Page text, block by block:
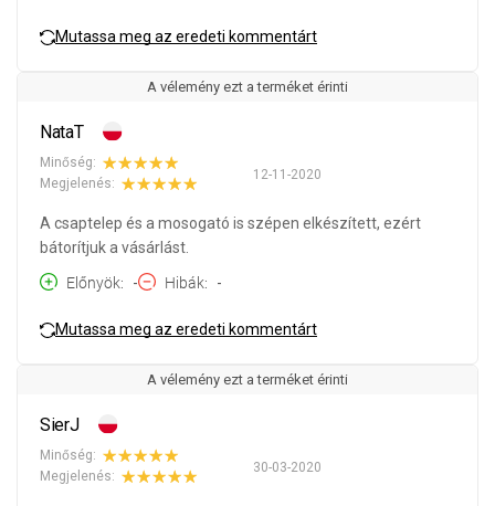
Mutassa meg az eredeti kommentárt
A vélemény ezt a terméket érinti
NataT
12-11-2020
Minőség:
Megjelenés:
A csaptelep és a mosogató is szépen elkészített, ezért
bátorítjuk a vásárlást.
Előnyök
- Hibák -
Mutassa meg az eredeti kommentárt
A vélemény ezt a terméket érinti
SierJ
30-03-2020
Minőség:
Megjelenés: